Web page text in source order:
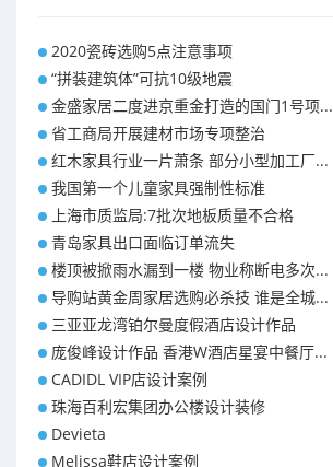
昆明110平米装修预算 装修报价清单
昆明100平米装修多少钱
2020瓷砖选购5点注意事项
“拼装建筑体”可抗10级地震
金盛家居二度进京重金打造的国门1号项...
省工商局开展建材市场专项整治
红木家具行业一片萧条 部分小型加工厂...
我国第一个儿童家具强制性标准
上海市质监局:7批次地板质量不合格
青岛家具出口面临订单流失
楼顶被掀雨水漏到一楼 物业称断电多次...
导购站黄金周家居选购必杀技 谁是全城...
三亚亚龙湾铂尔曼度假酒店设计作品
庞俊峰设计作品 香港W酒店星宴中餐厅...
CADIDL VIP店设计案例
珠海百利宏集团办公楼设计装修
Devieta
Melissa鞋店设计案例